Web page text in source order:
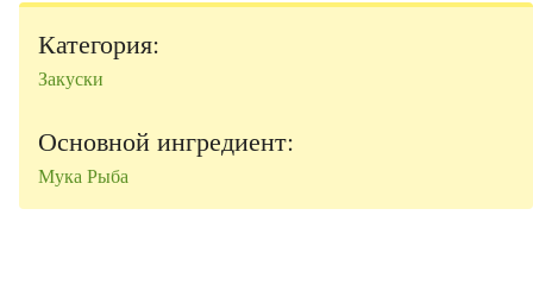
Категория:
Закуски
Основной ингредиент:
МукаРыба